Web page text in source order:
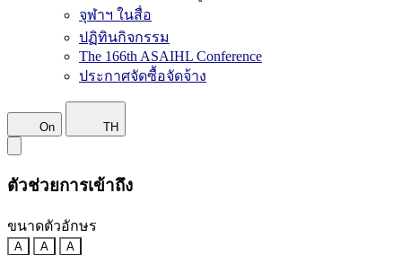
จุฬาฯ ในสื่อ
ปฏิทินกิจกรรม
The 166th ASAIHL Conference
ประกาศจัดซื้อจัดจ้าง
On TH
ตัวช่วยการเข้าถึง
ขนาดตัวอักษร
A A A